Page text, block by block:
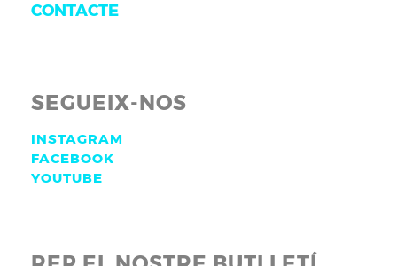
CONTACTE
SEGUEIX-NOS
INSTAGRAM
FACEBOOK
YOUTUBE